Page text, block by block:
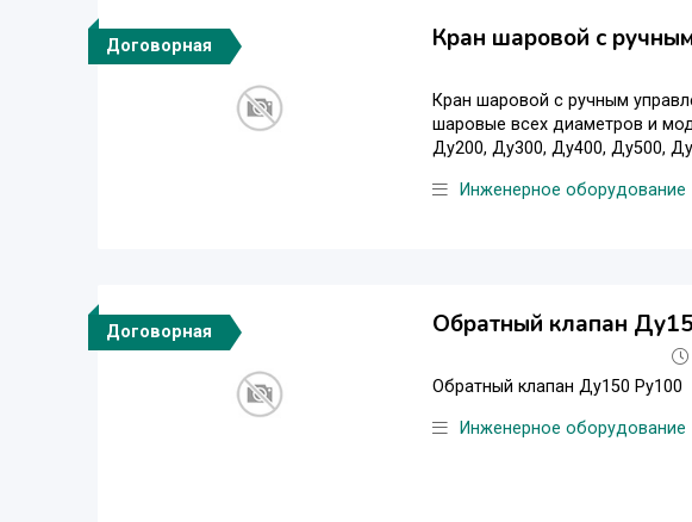
Договорная Кран шаровой с
Кран шаровой с ручным
шаровые всех диаметров и
Ду200, Ду300, Ду400, Ду500,
Инженерное оборудование
Договорная Обратный клапан
Обратный клапан Ду150 Ру100
Инженерное оборудование